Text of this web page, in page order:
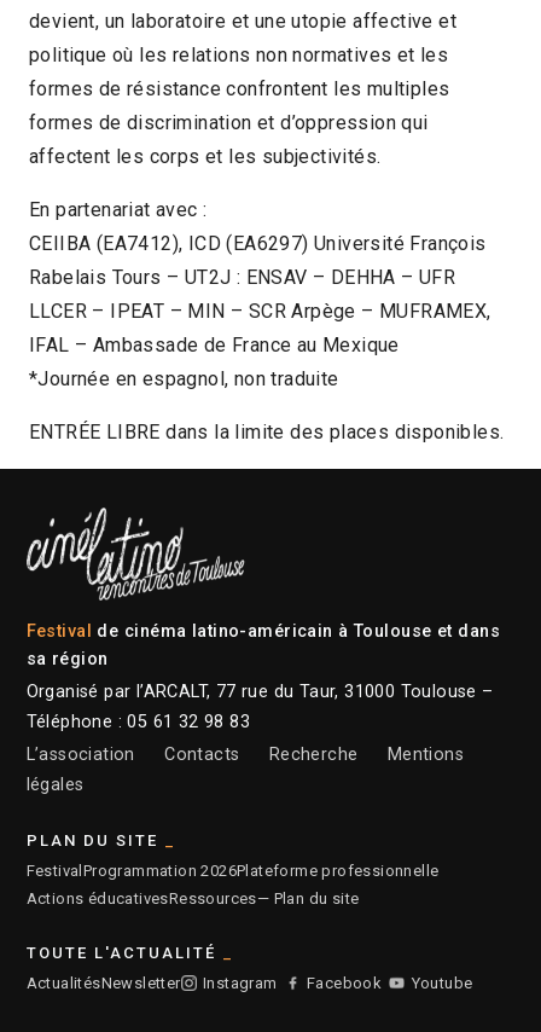
devient, un laboratoire et une utopie affective et
politique où les relations non normatives et les
formes de résistance confrontent les multiples
formes de discrimination et d’oppression qui
affectent les corps et les subjectivités.
En partenariat avec :
CEIIBA (EA7412), ICD (EA6297) Université François
Rabelais Tours – UT2J : ENSAV – DEHHA – UFR
LLCER – IPEAT – MIN – SCR Arpège – MUFRAMEX,
IFAL – Ambassade de France au Mexique
*Journée en espagnol, non traduite
ENTRÉE LIBRE dans la limite des places disponibles.
Festival de cinéma latino-américain à Toulouse et dans
sa région
Organisé par l’ARCALT, 77 rue du Taur, 31000 Toulouse –
Téléphone : 05 61 32 98 83
L’association
Contacts Recherche
Mentions
légales
PLAN DU SITE
Festival Programmation 2026Plateforme professionnelle
Actions éducativesRessources— Plan du site
TOUTE L'ACTUALITÉ
ActualitésNewsletter Instagram Facebook Youtube